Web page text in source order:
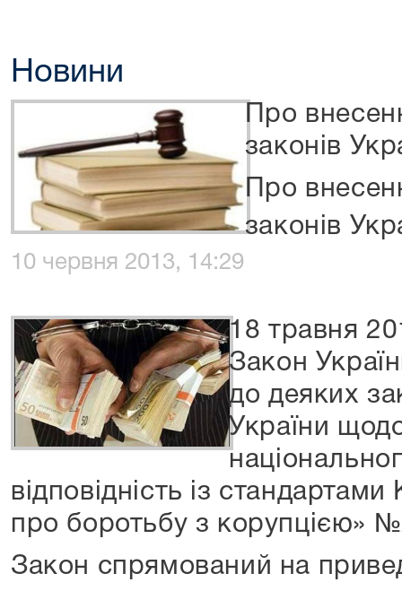
Новини
Про
законів
Про
законів
10 червня 2013, 14:29
18 травня
Закон
до деяких
України
відповідність із
про боротьбу з корупцією»
Закон спрямований на